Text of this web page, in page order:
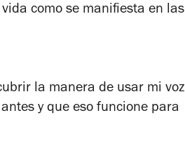
como se manifiesta en las
la manera de usar mi voz
y que eso funcione para